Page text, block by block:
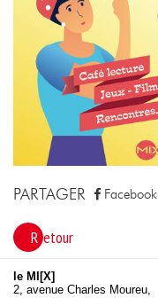
PARTAGER Facebook
Retour
le MI[X]
2, avenue Charles Moureu,